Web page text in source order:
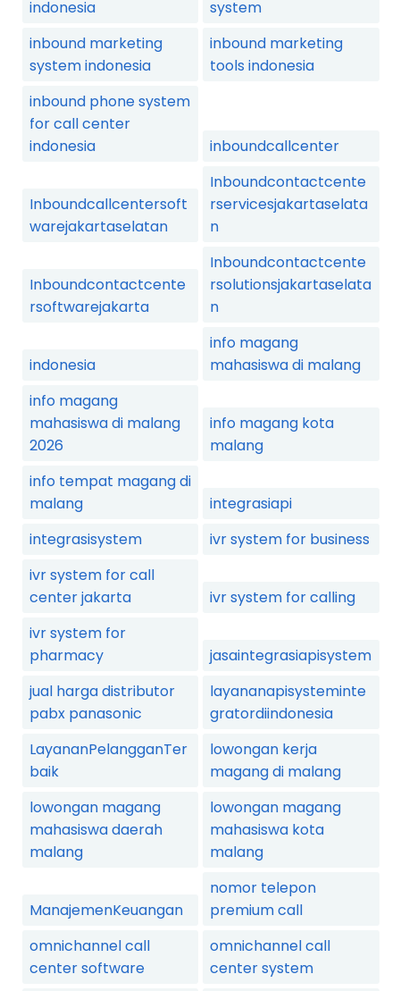
indonesia
system
inbound marketing
system indonesia
inbound marketing
tools indonesia
inbound phone system
for call center
indonesia
inboundcallcenter
Inboundcallcentersoft
warejakartaselatan
Inboundcontactcente
rservicesjakartaselata
n
Inboundcontactcente
rsoftwarejakarta
Inboundcontactcente
rsolutionsjakartaselata
n
indonesia
info magang
mahasiswa di malang
info magang
mahasiswa di malang
2026
info magang kota
malang
info tempat magang di
malang
integrasiapi
integrasisystem
ivr system for business
ivr system for call
center jakarta
ivr system for calling
ivr system for
pharmacy
jasaintegrasiapisystem
jual harga distributor
pabx panasonic
layananapisysteminte
gratordiindonesia
LayananPelangganTer
baik
lowongan kerja
magang di malang
lowongan magang
mahasiswa daerah
malang
lowongan magang
mahasiswa kota
malang
ManajemenKeuangan
nomor telepon
premium call
omnichannel call
center software
omnichannel call
center system